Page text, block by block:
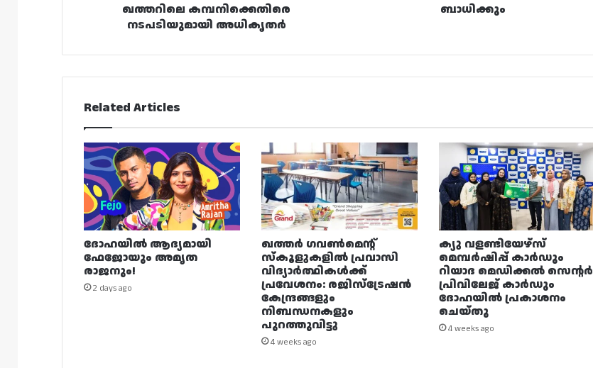
ഖത്തറിലെ കമ്പനിക്കെതിരെ
നടപടിയുമായി അധികൃതർ
ബാധിക്കും
Related Articles
ദോഹയിൽ ആദ്യമായി
ഫേജോയും അമൃത
രാജനും!
2 days ago
ഖത്തർ ഗവൺമെന്റ്
സ്കൂളുകളിൽ പ്രവാസി
വിദ്യാർത്ഥികൾക്ക്
പ്രവേശനം: രജിസ്ട്രേഷൻ
കേന്ദ്രങ്ങളും
നിബന്ധനകളും
പുറത്തുവിട്ടു
4 weeks ago
ക്യു വളണ്ടിയേഴ്‌സ്
മെമ്പർഷിപ്പ് കാർഡും
റിയാദ മെഡിക്കൽ സെന്റർ
പ്രിവിലേജ് കാർഡും
ദോഹയിൽ പ്രകാശനം
ചെയ്തു
4 weeks ago